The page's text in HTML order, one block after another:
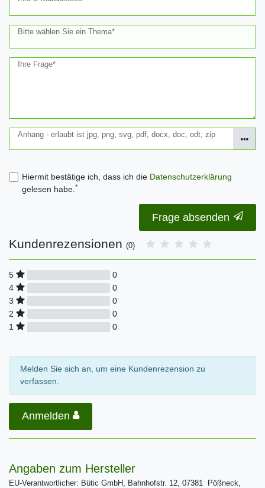
Bitte wählen Sie ein Thema*
Ihre Frage*
Anhang - erlaubt ist jpg, png, svg, pdf, docx, doc, odt, zip
Hiermit bestätige ich, dass ich die Daten­schutz­erklärung
gelesen habe.*
Frage absenden
Kundenrezensionen (0)
5
0
4
0
3
0
2
0
1
0
Melden Sie sich an, um eine Kundenrezension zu
verfassen.
Anmelden
Angaben zum Hersteller
EU-Verantwortlicher: Bütic GmbH, Bahnhofstr. 12, 07381 Pößneck,